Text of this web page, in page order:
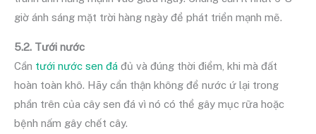
giờ ánh sáng mặt trời hàng ngày để phát triển mạnh mẽ.
5.2. Tưới nước
Cần tưới nước sen đá đủ và đúng thời điểm, khi mà đất
hoàn toàn khô. Hãy cẩn thận không để nước ứ lại trong
phần trên của cây sen đá vì nó có thể gây mục rữa hoặc
bệnh nấm gây chết cây.